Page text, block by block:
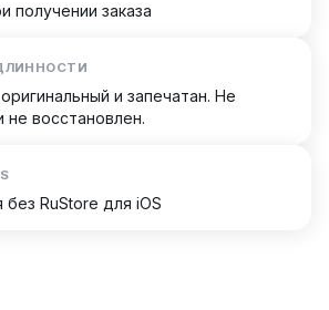
получении заказа
и запечатан. Не
не восстановлен.
без RuStore для iOS